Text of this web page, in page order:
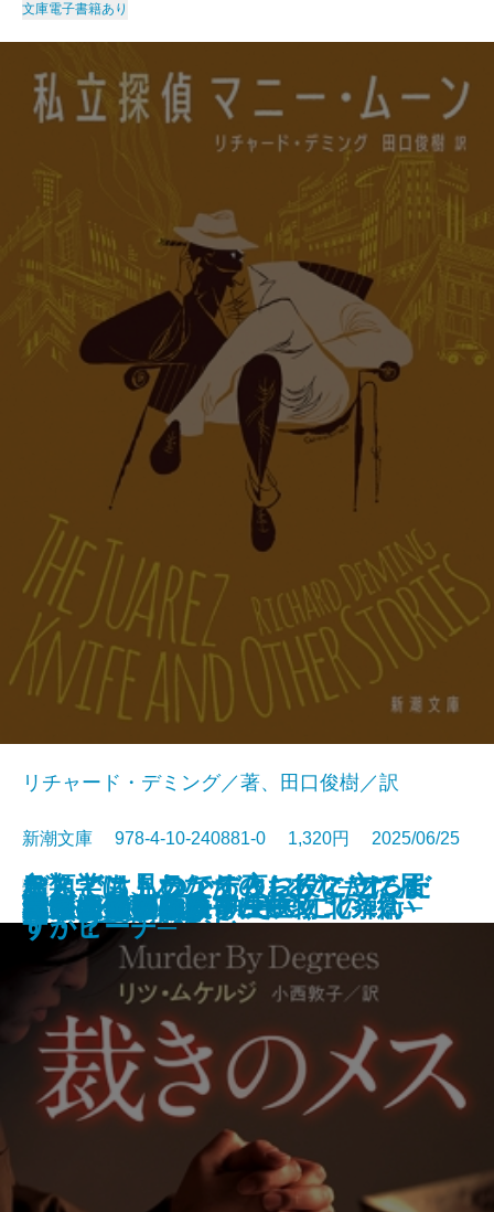
おとどけものです。─あなたに届
いた6つの恐怖─
あしたの名医3─執刀医・北条衛─
美しすぎた薔薇
君といた日の続き
皆のあらばしり
なんでも見つかる夜に、こころだ
けが見つからない
えげつない！ 寄生生物
らんたん
ナルニア国物語7 さいごの戦い
文庫電子書籍あり
私立探偵マニー・ムーン
リチャード・デミング／著、田口俊樹／訳
新潮文庫 978-4-10-240881-0 1,320円 2025/06/25
文庫
裁きのメス
デス・ストランディング2─オン・
ザ・ビーチ─
記憶の鍵盤
成瀬は天下を取りにいく
母ちゃんのフラフープ
しろがねの葉
答えは風のなか
鳥類学は、あなたのお役に立てま
すか？
いつまで
罠